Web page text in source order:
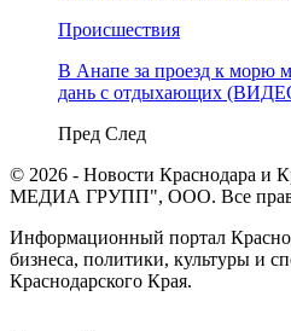
Происшествия
В Анапе за проезд к морю
дань с отдыхающих
Пред След
© 2026 - Новости Краснодара и
МЕДИА ГРУПП", ООО. Все
Информационный портал
бизнеса, политики, культуры и
Краснодарского Края.